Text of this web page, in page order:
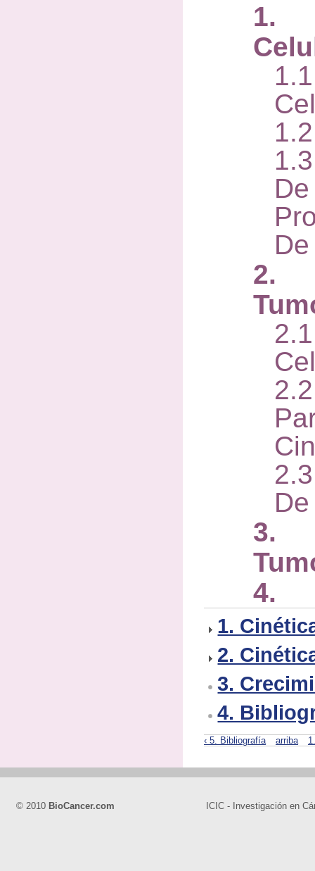
1.
2.
3.
4.
1.
2.
3.
4.
‹ 5. Bibliografía arriba
© 2010 BioCancer.com ICIC - Investigación en